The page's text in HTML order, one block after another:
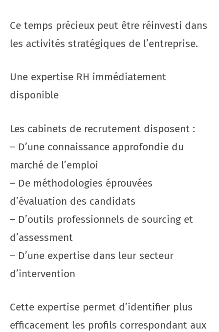
Ce temps précieux peut être réinvesti dans
les activités stratégiques de l’entreprise.
Une expertise RH immédiatement
disponible
Les cabinets de recrutement disposent :
– D’une connaissance approfondie du
marché de l’emploi
– De méthodologies éprouvées
d’évaluation des candidats
– D’outils professionnels de sourcing et
d’assessment
– D’une expertise dans leur secteur
d’intervention
Cette expertise permet d’identifier plus
efficacement les profils correspondant aux